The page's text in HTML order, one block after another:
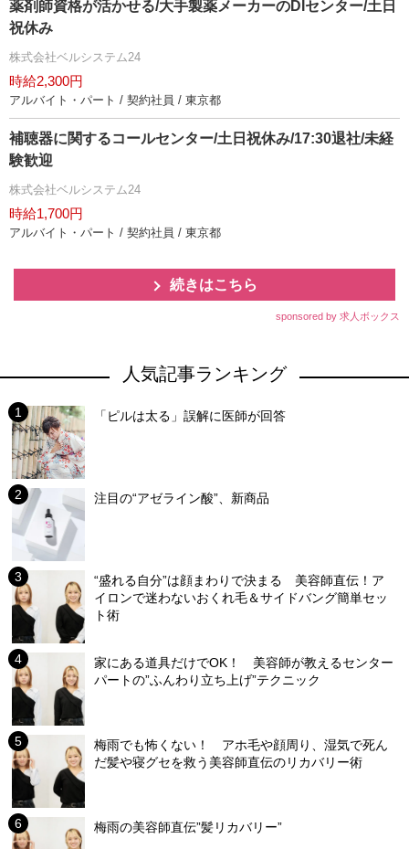
薬剤師資格が活かせる/大手製薬メーカーのDIセンター/土日
祝休み
株式会社ベルシステム24
時給2,300円
アルバイト・パート / 契約社員 / 東京都
補聴器に関するコールセンター/土日祝休み/17:30退社/未経
験歓迎
株式会社ベルシステム24
時給1,700円
アルバイト・パート / 契約社員 / 東京都
続きはこちら
sponsored by 求人ボックス
人気記事ランキング
「ピルは太る」誤解に医師が回答
注目の“アゼライン酸”、新商品
“盛れる自分”は顔まわりで決まる 美容師直伝！ア
イロンで迷わないおくれ毛＆サイドバング簡単セッ
ト術
家にある道具だけでOK！ 美容師が教えるセンター
パートの”ふんわり立ち上げ”テクニック
梅雨でも怖くない！ アホ毛や顔周り、湿気で死ん
だ髪や寝グセを救う美容師直伝のリカバリー術
梅雨の美容師直伝”髪リカバリー”